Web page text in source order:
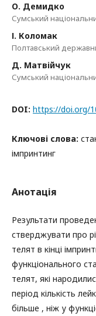
О. Демидко
Сумський
І. Коломак
Полтавський
Д. Матвійчук
Сумський
DOI: https://doi.org/
Ключові слова:
імпринтинг
Анотація
Результати
стверджувати про
телят в кінці
функціонального
телят, які
період кількість
більше , ніж у